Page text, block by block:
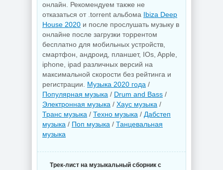
онлайн. Рекомендуем также не
отказаться от .torrent альбома Ibiza Deep
House 2020 и после прослушать музыку в
онлайне после загрузки торрентом
бесплатно для мобильных устройств,
смартфон, андроид, планшет, IOs, Apple,
iphone, ipad различных версий на
максимальной скорости без рейтинга и
регистрации. Музыка 2020 года /
Популярная музыка / Drum and Bass /
Электронная музыка / Хаус музыка /
Транс музыка / Техно музыка / Дабстеп
музыка / Поп музыка / Танцевальная
музыка
Трек-лист на музыкальный сборник с